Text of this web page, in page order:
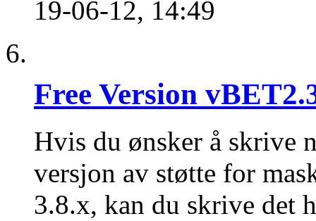
19-06-12, 14:49
Free Version
Hvis du ønsker å skrive
versjon av støtte for
3.8.x, kan du skrive det